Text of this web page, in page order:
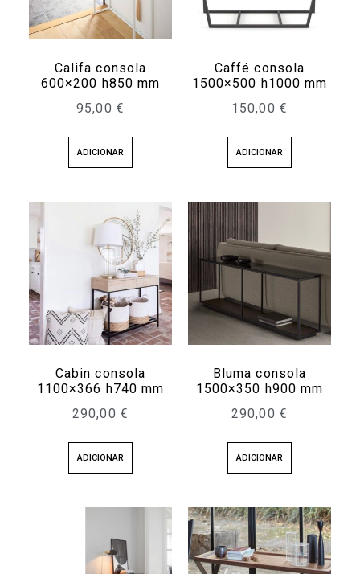
Califa consola
600×200 h850 mm
95,00 €
ADICIONAR
Caffé consola
1500×500 h1000 mm
150,00 €
ADICIONAR
Cabin consola
1100×366 h740 mm
290,00 €
ADICIONAR
Bluma consola
1500×350 h900 mm
290,00 €
ADICIONAR